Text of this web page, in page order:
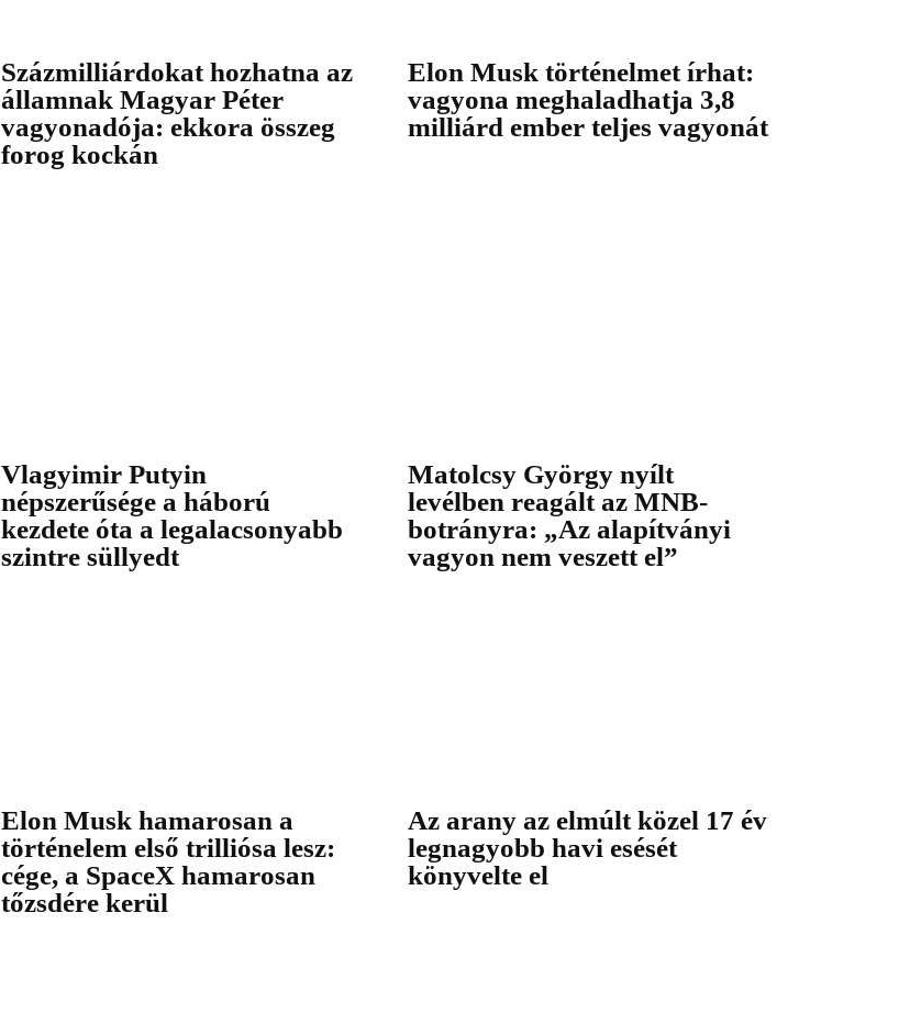
Százmilliárdokat hozhatna az
államnak Magyar Péter
vagyonadója: ekkora összeg
forog kockán
Elon Musk történelmet írhat:
vagyona meghaladhatja 3,8
milliárd ember teljes vagyonát
Vlagyimir Putyin
népszerűsége a háború
kezdete óta a legalacsonyabb
szintre süllyedt
Matolcsy György nyílt
levélben reagált az MNB-
botrányra: „Az alapítványi
vagyon nem veszett el”
Elon Musk hamarosan a
történelem első trilliósa lesz:
cége, a SpaceX hamarosan
tőzsdére kerül
Az arany az elmúlt közel 17 év
legnagyobb havi esését
könyvelte el